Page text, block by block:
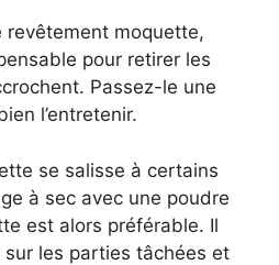
revêtement moquette,
pour retirer les
Passez-le une
l’entretenir.
se salisse à certains
à sec avec une poudre
est alors préférable. Il
les parties tâchées et